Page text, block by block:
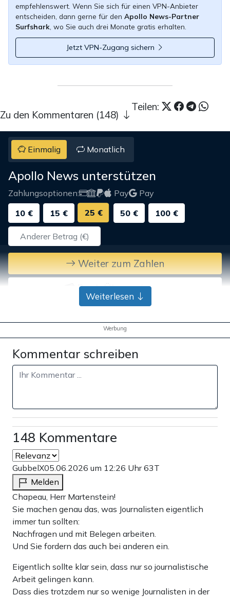
empfehlenswert. Wenn Sie sich für einen VPN-Anbieter
entscheiden, dann gerne für den Apollo News-Partner
Surfshark, wo Sie auch drei Monate gratis erhalten.
Jetzt VPN-Zugang sichern
Teilen:
Zu den Kommentaren (148)
Einmalig Monatlich
Apollo News unterstützen
Zahlungsoptionen: Pay
Pay
10 €
15 € 25 € 50 € 100 €
Weiter zum Zahlen
Bank-Überweisung
Weiterlesen
Werbung
Kommentar schreiben
148 Kommentare
GubbelX05.06.2026 um 12:26 Uhr63T
Melden
Chapeau, Herr Martenstein!
Sie machen genau das, was Journalisten eigentlich
immer tun sollten:
Nachfragen und mit Belegen arbeiten.
Und Sie fordern das auch bei anderen ein.
Eigentlich sollte klar sein, dass nur so journalistische
Arbeit gelingen kann.
Dass dies trotzdem nur so wenige Journalisten in der